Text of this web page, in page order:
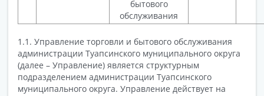
бытового
обслуживания
1.1. Управление торговли и бытового обслуживания
администрации Туапсинского муниципального округа
(далее – Управление) является структурным
подразделением администрации Туапсинского
муниципального округа. Управление действует на